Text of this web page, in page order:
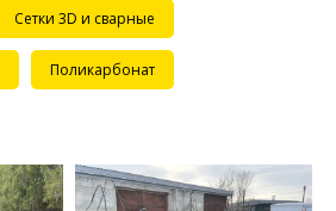
Сетки 3D и сварные
Поликарбонат